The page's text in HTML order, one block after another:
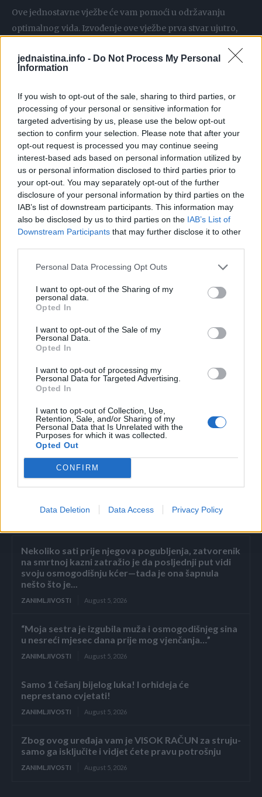
jednaistina.info - Do Not Process My Personal
Information
If you wish to opt-out of the sale, sharing to third parties, or
processing of your personal or sensitive information for
targeted advertising by us, please use the below opt-out
section to confirm your selection. Please note that after your
opt-out request is processed you may continue seeing
interest-based ads based on personal information utilized by
us or personal information disclosed to third parties prior to
your opt-out. You may separately opt-out of the further
disclosure of your personal information by third parties on the
IAB’s list of downstream participants. This information may
also be disclosed by us to third parties on the IAB’s List of
Downstream Participants that may further disclose it to other
Personal Data Processing Opt Outs
I want to opt-out of the Sharing of my
personal data.
Opted In
I want to opt-out of the Sale of my
Personal Data.
Opted In
I want to opt-out of processing my
Personal Data for Targeted Advertising.
Opted In
I want to opt-out of Collection, Use,
Retention, Sale, and/or Sharing of my
Personal Data that Is Unrelated with the
Purposes for which it was collected.
Opted Out
CONFIRM
Data Deletion Data Access Privacy Policy
Ove jednostavne vježbe će vam pomoći u održavanju
optimalnog vida. Izvođenje ove vježbe prva stvar ujutro,
osjećaju umorno.
Obavezno se pobrinite da su vam ruke čiste i da ste
opušteni.
U ovom insertu iz emisije Zdravo živo, Leo pokazuje
jednostavne vježbe kojima se masiraju tačke na glavi, a što
pospješuje protok energije u očima i pomaže kod raznih
poremećaja kao što je pritisak ili umor u očima.
Pogledajte video:
( LijekizPrirode.com )
Nekoliko sati prije njegova pogubljenja, zatvorenik
na smrtnoj kazni zatražio je da posljednji put vidi
svoju osmogodišnju kćer—tada je ona šapnula
nešto što je...
ZANIMLJIVOSTI August 5, 2026
“Moja sestra je izgubila muža i osmogodišnjeg sina
u nesreći mjesec dana prije mog vjenčanja…”
ZANIMLJIVOSTI August 5, 2026
Samo 1 češanj bijelog luka! I orhideja će
neprestano cvjetati!
ZANIMLJIVOSTI August 5, 2026
Zbog ovog uređaja vam je VISOK RAČUN za struju-
samo ga isključite i vidjet ćete pravu potrošnju
ZANIMLJIVOSTI August 5, 2026